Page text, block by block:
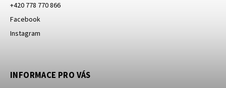
+420 778 770 866
Facebook
Instagram
INFORMACE PRO VÁS